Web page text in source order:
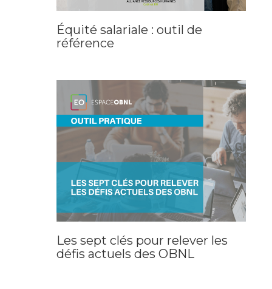
Équité salariale : outil de
référence
Les sept clés pour relever les
défis actuels des OBNL